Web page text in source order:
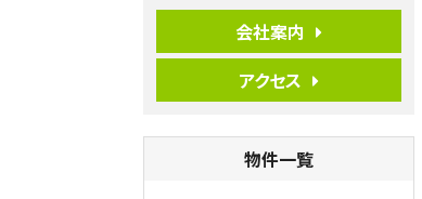
全棟ＬＤＫは16帖の4ＬＤＫ！食器洗い乾燥
機や浴…
4ＬＤＫ
橋本駅
会社案内
アクセス
物件一覧